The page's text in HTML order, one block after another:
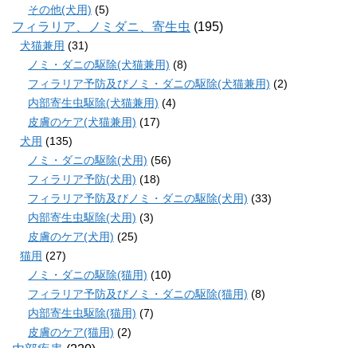
その他(犬用) (5)
フィラリア、ノミダニ、寄生虫 (195)
犬猫兼用 (31)
ノミ・ダニの駆除(犬猫兼用) (8)
フィラリア予防及びノミ・ダニの駆除(犬猫兼用) (2)
内部寄生虫駆除(犬猫兼用) (4)
皮膚のケア(犬猫兼用) (17)
犬用 (135)
ノミ・ダニの駆除(犬用) (56)
フィラリア予防(犬用) (18)
フィラリア予防及びノミ・ダニの駆除(犬用) (33)
内部寄生虫駆除(犬用) (3)
皮膚のケア(犬用) (25)
猫用 (27)
ノミ・ダニの駆除(猫用) (10)
フィラリア予防及びノミ・ダニの駆除(猫用) (8)
内部寄生虫駆除(猫用) (7)
皮膚のケア(猫用) (2)